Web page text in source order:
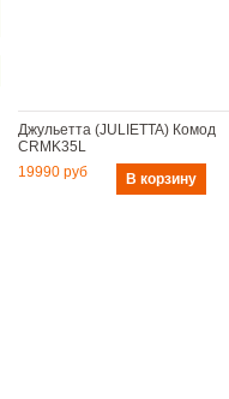
Джульетта (JULIETTA) Комод
CRMK35L
19990 руб